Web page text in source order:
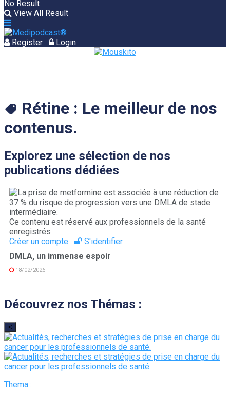
No Result
View All Result
Register Login
Rétine : Le meilleur de nos
contenus.
Explorez une sélection de nos
publications dédiées
Ce contenu est réservé aux professionnels de la santé
enregistrés
Créer un compte
S'identifier
DMLA, un immense espoir
18/02/2026
Découvrez nos Thémas :
<
Thema :